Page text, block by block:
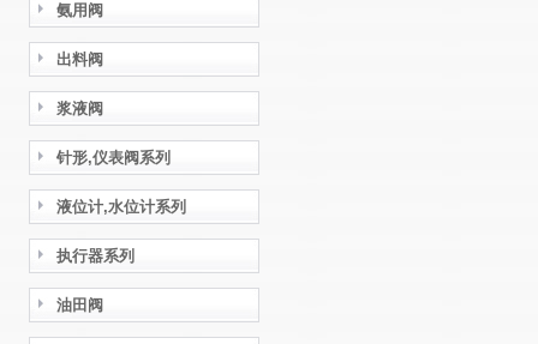
氨用阀
出料阀
浆液阀
针形,仪表阀系列
液位计,水位计系列
执行器系列
油田阀